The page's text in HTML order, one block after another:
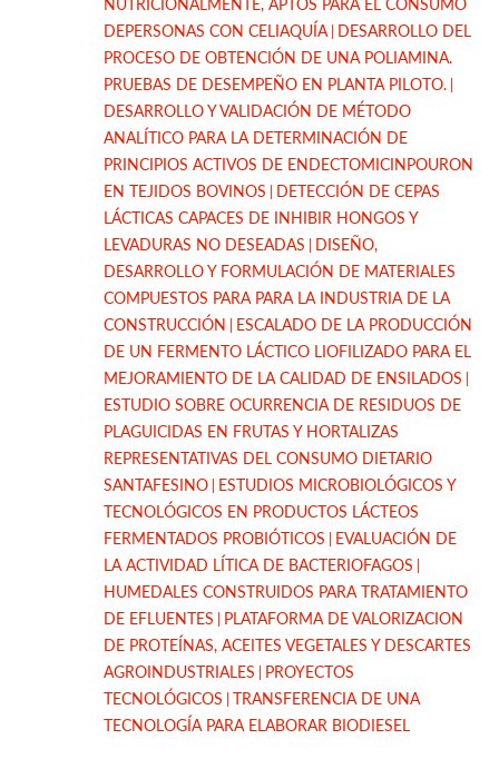
NUTRICIONALMENTE, APTOS PARA EL CONSUMO
DEPERSONAS CON CELIAQUÍA DESARROLLO DEL
PROCESO DE OBTENCIÓN DE UNA POLIAMINA.
PRUEBAS DE DESEMPEÑO EN PLANTA PILOTO.
DESARROLLO Y VALIDACIÓN DE MÉTODO
ANALÍTICO PARA LA DETERMINACIÓN DE
PRINCIPIOS ACTIVOS DE ENDECTOMICINPOURON
EN TEJIDOS BOVINOS
DETECCIÓN DE CEPAS
LÁCTICAS CAPACES DE INHIBIR HONGOS Y
LEVADURAS NO DESEADAS
DISEÑO,
DESARROLLO Y FORMULACIÓN DE MATERIALES
COMPUESTOS PARA PARA LA INDUSTRIA DE LA
CONSTRUCCIÓN
ESCALADO DE LA PRODUCCIÓN
DE UN FERMENTO LÁCTICO LIOFILIZADO PARA EL
MEJORAMIENTO DE LA CALIDAD DE ENSILADOS
ESTUDIO SOBRE OCURRENCIA DE RESIDUOS DE
PLAGUICIDAS EN FRUTAS Y HORTALIZAS
REPRESENTATIVAS DEL CONSUMO DIETARIO
SANTAFESINO ESTUDIOS MICROBIOLÓGICOS Y
TECNOLÓGICOS EN PRODUCTOS LÁCTEOS
FERMENTADOS PROBIÓTICOS
EVALUACIÓN DE
LA ACTIVIDAD LÍTICA DE BACTERIOFAGOS
HUMEDALES CONSTRUIDOS PARA TRATAMIENTO
DE EFLUENTES
PLATAFORMA DE VALORIZACION
DE PROTEÍNAS, ACEITES VEGETALES Y DESCARTES
AGROINDUSTRIALES
PROYECTOS
TECNOLÓGICOS TRANSFERENCIA DE UNA
TECNOLOGÍA PARA ELABORAR BIODIESEL